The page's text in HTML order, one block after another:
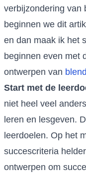
verbijzondering van
beginnen we dit
en dan maak ik het
beginnen even met
ontwerpen van
Start met de
niet heel veel
leren en lesgeven.
leerdoelen. Op het
succescriteria
ontwerpen om